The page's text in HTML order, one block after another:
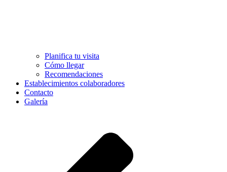
Planifica tu visita
Cómo llegar
Recomendaciones
Establecimientos colaboradores
Contacto
Galería